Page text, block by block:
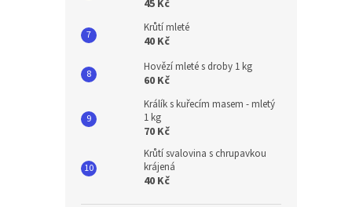
45 Kč
Krůtí mleté
40 Kč
Hovězí mleté s droby 1 kg
60 Kč
Králík s kuřecím masem - mletý
1 kg
70 Kč
Krůtí svalovina s chrupavkou
krájená
40 Kč